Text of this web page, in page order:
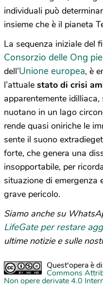
individuali può
insieme che è il pianeta
La sequenza iniziale del
Consorzio delle Ong
dell’Unione europea, è
l’attuale stato di crisi
apparentemente
nuotano in un lago
rende quasi oniriche le
sente il suono
forte, che genera una
insopportabile, per
situazione di emergenza
grave pericolo.
Siamo anche su
LifeGate per restare
ultime notizie e sulle
Quest'opera è
Commons
Non opere derivate 4.0